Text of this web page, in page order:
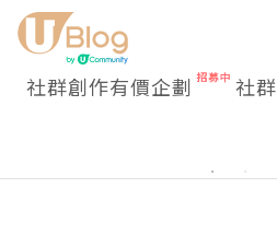
社群創作有價企劃 社